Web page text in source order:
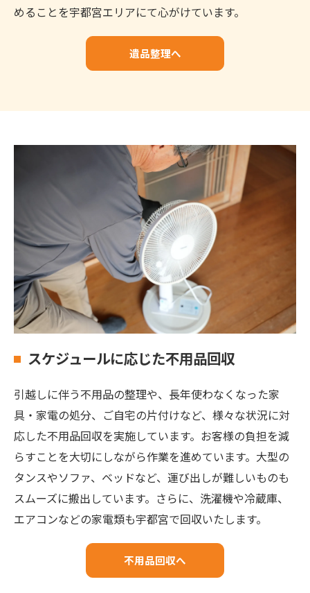
めることを宇都宮エリアにて心がけています。
遺品整理へ
スケジュールに応じた不用品回収
引越しに伴う不用品の整理や、長年使わなくなった家
具・家電の処分、ご自宅の片付けなど、様々な状況に対
応した不用品回収を実施しています。お客様の負担を減
らすことを大切にしながら作業を進めています。大型の
タンスやソファ、ベッドなど、運び出しが難しいものも
スムーズに搬出しています。さらに、洗濯機や冷蔵庫、
エアコンなどの家電類も宇都宮で回収いたします。
不用品回収へ